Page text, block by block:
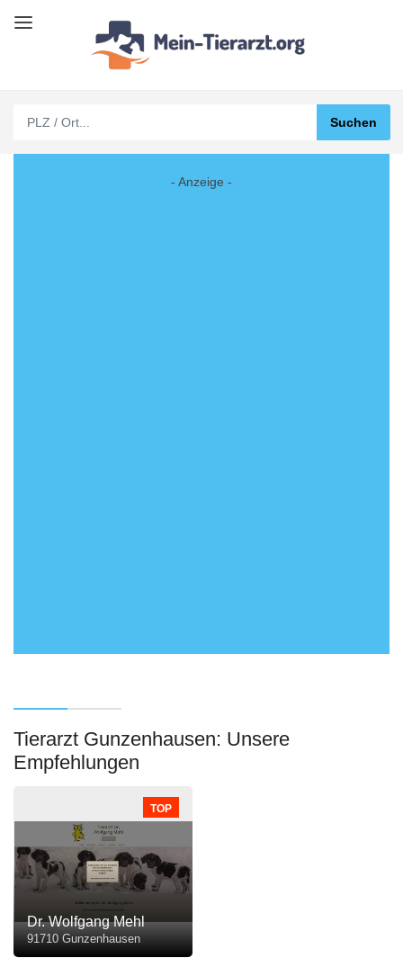
- Anzeige -
Tierarzt Gunzenhausen: Unsere
Empfehlungen
TOP
Dr. Wolfgang Mehl
91710 Gunzenhausen